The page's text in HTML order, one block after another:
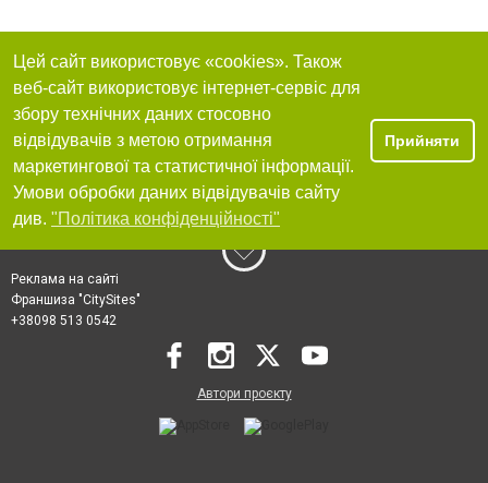
Цей сайт використовує «cookies». Також
веб-сайт використовує інтернет-сервіс для
збору технічних даних стосовно
відвідувачів з метою отримання
маркетингової та статистичної інформації.
Умови обробки даних відвідувачів сайту
див. "Політика конфіденційності"
Прийняти
Реклама на сайті
Франшиза "CitySites"
+38098 513 0542
Автори проєкту